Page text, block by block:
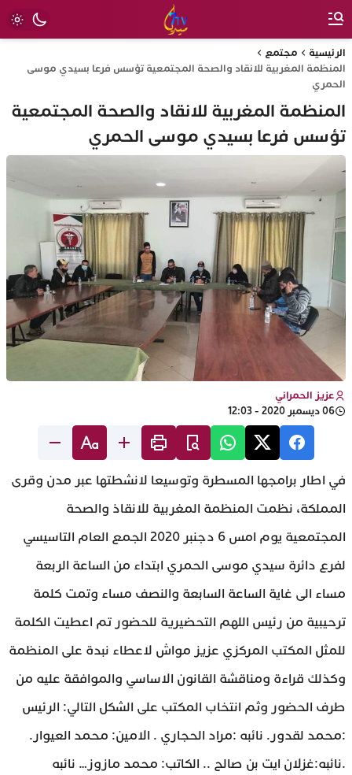
الرئيسية
مجتمع
المنظمة المغربية للانقاد والصحة المجتمعية تؤسس فرعا بسيدي موسى
الحمري
المنظمة المغربية للانقاد والصحة المجتمعية
تؤسس فرعا بسيدي موسى الحمري
عزيز الحمراني
06 ديسمبر 2020 - 12:03
في اطار برامجها المسطرة وتوسيعا لانشطتها عبر مدن وقرى
المملكة، نظمت المنظمة المغربية للانقاذ والصحة
المجتمعية يوم امس 6 دجنبر 2020 الجمع العام التاسيسي
لفرع دائرة سيدي موسى الحمري ابتداء من الساعة الربعة
مساء الى غاية الساعة السابعة والنصف مساء وتمت كلمة
ترحيبية من رئيس اللهم التحضيرية للحضور تم اعطيت الكلمة
للمثل المكتب المركزي عزيز مواش لاعطاء نبدة على المنظمة
وكذلك قراءة ومناقشة القانون الاساسي والموافقة عليه من
طرف الحضور وثم انتخاب المكتب على الشكل التالي: الرئيس
:محمد لقدور. نائبه :مراد الحجاري . الامين: محمد العيوار.
.نائبه:غزلان ايت بن صالح .. الكاتب: محمد مازوز… نائبه